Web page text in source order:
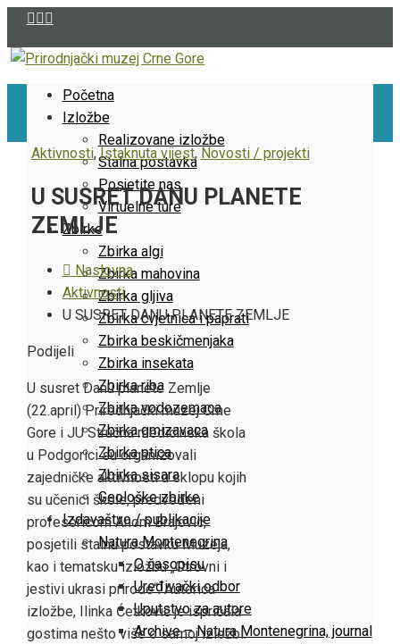
Početna
Izložbe
Realizovane izložbe
Stalna postavka
Posjetite nas
Virtuelne ture
Zbirke
Zbirka algi
Zbirka mahovina
Zbirka gljiva
Zbirka cvjetnica i paprati
Zbirka beskičmenjaka
Zbirka insekata
Zbirka riba
Zbirka vodozemaca
Zbirka gmizavaca
Zbirka ptica
Zbirka sisara
Geološke zbirke
Izdavaštvo / publikacije
Natura Montenegrina
O časopisu
Uređivački odbor
Uputstvo za autore
Archive – Natura Montenegrina, journal
Aktivnosti,Istaknuta vijest, Novosti / projekti
U SUSRET DANU PLANETE
ZEMLJE
Naslovna
Aktivnosti
U SUSRET DANU PLANETE ZEMLJE
Facebook
Twitter
LinkedIn
Pinterest
Stumbleupon
Email
Podijeli
U susret Danu planete Zemlje
(22.april) Prirodnjački muzej Crne
Gore i JU Stručna medicinska škola
u Podgorici su organizovali
zajedničke aktivnosti u sklopu kojih
su učenici škole, predvođeni
profesoricom Anom Brajović,
posjetili stalnu postavku Muzeja,
kao i tematsku izložbu „Otrovni i
jestivi ukrasi prirode“. Autorica
izložbe, Ilinka Ćetković je ispričala
gostima nešto više o samoj izložbi.